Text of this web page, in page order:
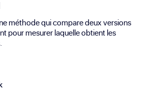
méthode qui compare deux versions
pour mesurer laquelle obtient les